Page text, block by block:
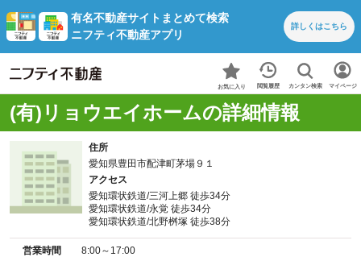
有名不動産サイトまとめて検索
ニフティ不動産アプリ
詳しくはこちら
お気に入り 閲覧履歴 カンタン検索 マイページ
(有)リョウエイホームの詳細情報
住所
愛知県豊田市配津町茅場９１
アクセス
愛知環状鉄道/三河上郷 徒歩34分
愛知環状鉄道/永覚 徒歩34分
愛知環状鉄道/北野桝塚 徒歩38分
営業時間 8:00～17:00